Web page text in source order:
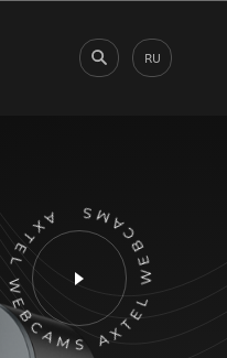
RU
AXTEL WEBCAMS AXTEL WEBCAMS